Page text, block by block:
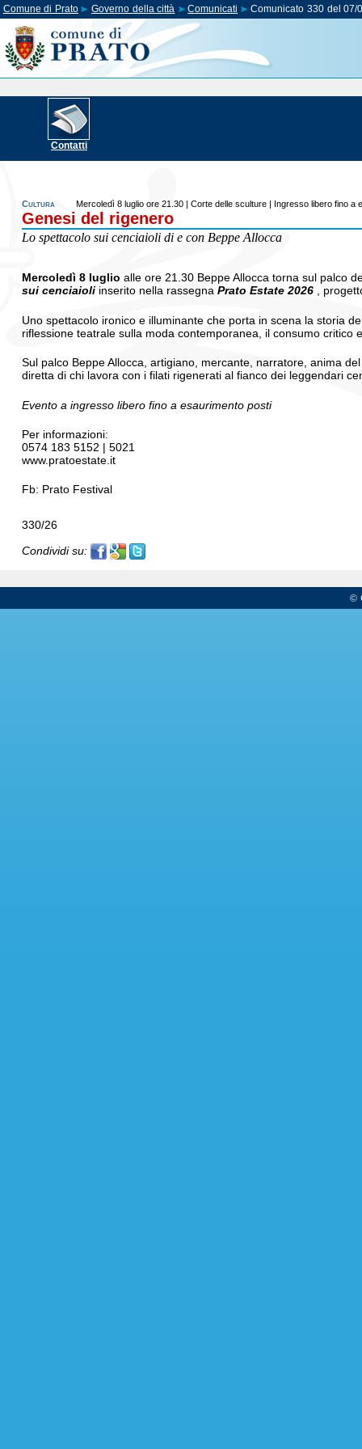
Comune di Prato Governo della città Comunicati Comunicato 330 del 07/
Contatti
Cultura Mercoledì 8 luglio ore 21.30 | Corte delle sculture | Ingresso libero fino a
Genesi del rigenero
Lo spettacolo sui cenciaioli di e con Beppe Allocca
Mercoledì 8 luglio alle ore 21.30 Beppe Allocca torna sul palco
sui cenciaioli inserito nella rassegnaPrato Estate 2026 ,
Uno spettacolo ironico e illuminante che porta in scena la storia
riflessione teatrale sulla moda contemporanea, il consumo critico
Sul palco Beppe Allocca, artigiano, mercante, narratore, anima
diretta di chi lavora con i filati rigenerati al fianco dei leggendari
Evento a ingresso libero fino a esaurimento posti
Per informazioni:
0574 183 5152 | 5021
www.pratoestate.it
Fb: Prato Festival
330/26
Condividi su:
©